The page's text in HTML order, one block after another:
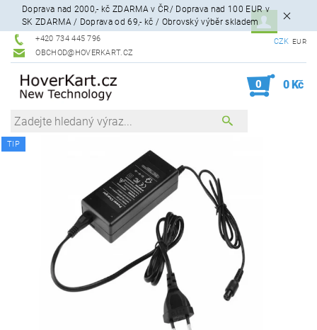
Doprava nad 2000,- kč ZDARMA v ČR/ Doprava nad 100 EUR v
SK ZDARMA / Doprava od 69,- kč / Obrovský výběr skladem
+420 734 445 796
OBCHOD@HOVERKART.CZ
CZK EUR
0 0 Kč
TIP